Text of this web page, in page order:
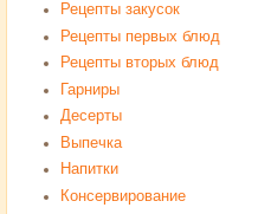
Рецепты закусок
Рецепты первых блюд
Рецепты вторых блюд
Гарниры
Десерты
Выпечка
Напитки
Консервирование